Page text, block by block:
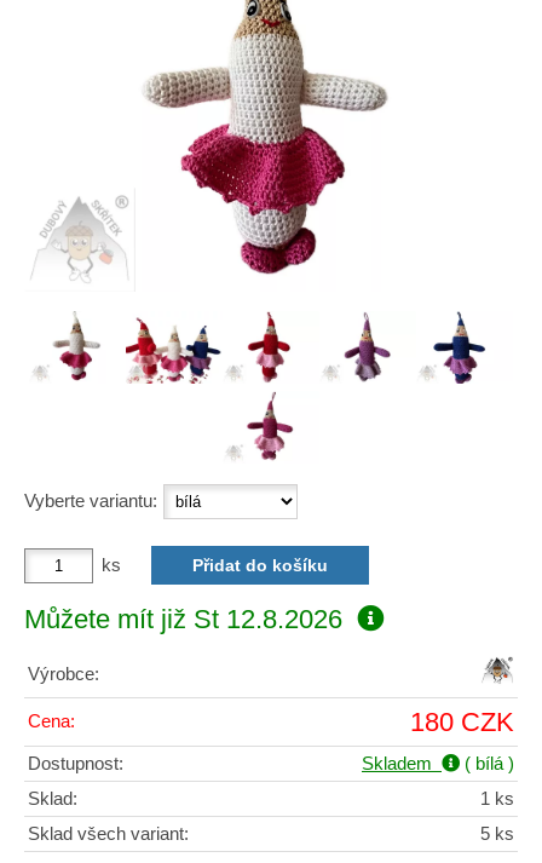
Vyberte variantu:
ks
Můžete mít již St 12.8.2026
Výrobce:
Cena: 180 CZK
Dostupnost: Skladem
( bílá )
Sklad:
1 ks
Sklad všech variant:
5 ks